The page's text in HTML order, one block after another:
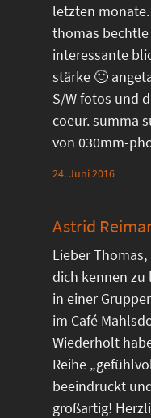
letzten
thomas
interessante
stärke 🙂
S/W fotos und
coeur. summa
von 030mm-
24. Juni 2016
Astrid
Lieber
dich kennen zu
in einer
im Café
Wiederholt
Reihe
beeindruckt
großartig!